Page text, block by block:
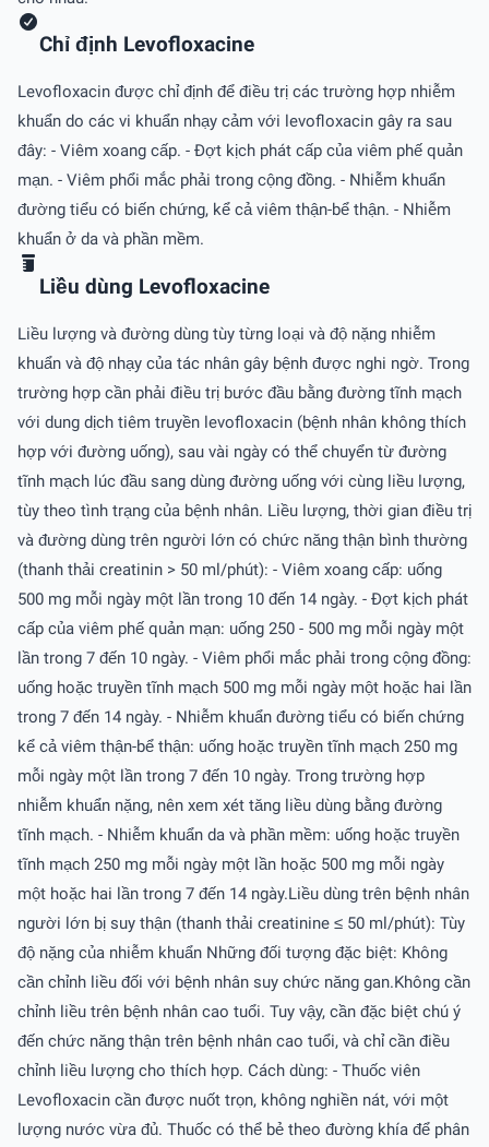
Chỉ định Levofloxacine
Levofloxacin được chỉ định để điều trị các trường hợp nhiễm
khuẩn do các vi khuẩn nhạy cảm với levofloxacin gây ra sau
đây: - Viêm xoang cấp. - Ðợt kịch phát cấp của viêm phế quản
mạn. - Viêm phổi mắc phải trong cộng đồng. - Nhiễm khuẩn
đường tiểu có biến chứng, kể cả viêm thận-bể thận. - Nhiễm
khuẩn ở da và phần mềm.
Liều dùng Levofloxacine
Liều lượng và đường dùng tùy từng loại và độ nặng nhiễm
khuẩn và độ nhạy của tác nhân gây bệnh được nghi ngờ. Trong
trường hợp cần phải điều trị bước đầu bằng đường tĩnh mạch
với dung dịch tiêm truyền levofloxacin (bệnh nhân không thích
hợp với đường uống), sau vài ngày có thể chuyển từ đường
tĩnh mạch lúc đầu sang dùng đường uống với cùng liều lượng,
tùy theo tình trạng của bệnh nhân. Liều lượng, thời gian điều trị
và đường dùng trên người lớn có chức năng thận bình thường
(thanh thải creatinin > 50 ml/phút): - Viêm xoang cấp: uống
500 mg mỗi ngày một lần trong 10 đến 14 ngày. - Ðợt kịch phát
cấp của viêm phế quản mạn: uống 250 - 500 mg mỗi ngày một
lần trong 7 đến 10 ngày. - Viêm phổi mắc phải trong cộng đồng:
uống hoặc truyền tĩnh mạch 500 mg mỗi ngày một hoặc hai lần
trong 7 đến 14 ngày. - Nhiễm khuẩn đường tiểu có biến chứng
kể cả viêm thận-bể thận: uống hoặc truyền tĩnh mạch 250 mg
mỗi ngày một lần trong 7 đến 10 ngày. Trong trường hợp
nhiễm khuẩn nặng, nên xem xét tăng liều dùng bằng đường
tĩnh mạch. - Nhiễm khuẩn da và phần mềm: uống hoặc truyền
tĩnh mạch 250 mg mỗi ngày một lần hoặc 500 mg mỗi ngày
một hoặc hai lần trong 7 đến 14 ngày.Liều dùng trên bệnh nhân
người lớn bị suy thận (thanh thải creatinine ≤ 50 ml/phút): Tùy
độ nặng của nhiễm khuẩn Những đối tượng đặc biệt: Không
cần chỉnh liều đối với bệnh nhân suy chức năng gan.Không cần
chỉnh liều trên bệnh nhân cao tuổi. Tuy vậy, cần đặc biệt chú ý
đến chức năng thận trên bệnh nhân cao tuổi, và chỉ cần điều
chỉnh liều lượng cho thích hợp. Cách dùng: - Thuốc viên
Levofloxacin cần được nuốt trọn, không nghiền nát, với một
lượng nước vừa đủ. Thuốc có thể bẻ theo đường khía để phân